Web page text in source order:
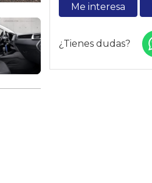
VER MÁS +
Me interesa
¿Tienes dudas?